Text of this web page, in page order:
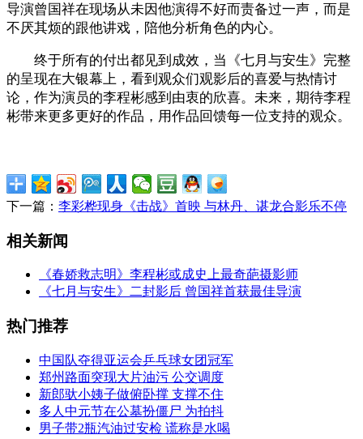
导演曾国祥在现场从未因他演得不好而责备过一声，而是
不厌其烦的跟他讲戏，陪他分析角色的内心。
终于所有的付出都见到成效，当《七月与安生》完整
的呈现在大银幕上，看到观众们观影后的喜爱与热情讨
论，作为演员的李程彬感到由衷的欣喜。未来，期待李程
彬带来更多更好的作品，用作品回馈每一位支持的观众。
下一篇： 李彩桦现身《击战》首映 与林丹、谌龙合影乐不停
相关新闻
《春娇救志明》李程彬或成史上最奇葩摄影师
《七月与安生》二封影后 曾国祥首获最佳导演
热门推荐
中国队夺得亚运会乒乓球女团冠军
郑州路面突现大片油污 公交调度
新郎驮小姨子做俯卧撑 支撑不住
多人中元节在公墓扮僵尸 为拍抖
男子带2瓶汽油过安检 谎称是水喝